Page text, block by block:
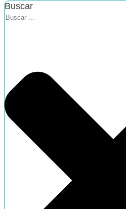
Buscar